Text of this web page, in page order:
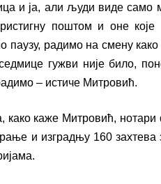
и ја, али људи виде само
поштом и оне
паузу, радимо на смену како
гужви није било,
– истиче Митровић.
како каже Митровић, нотари
и изградњу 160